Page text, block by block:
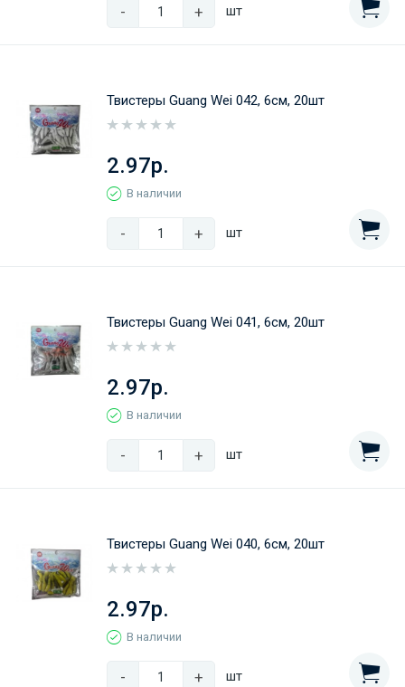
- + шт
Твистеры Guang Wei 042, 6см, 20шт
2.97р.
В наличии
- + шт
Твистеры Guang Wei 041, 6см, 20шт
2.97р.
В наличии
- + шт
Твистеры Guang Wei 040, 6см, 20шт
2.97р.
В наличии
- + шт